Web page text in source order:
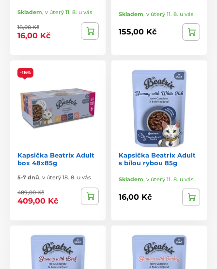
Skladem, v úterý 11. 8. u vás
18,00 Kč
16,00 Kč
Skladem, v úterý 11. 8. u vás
155,00 Kč
-16%
Kapsička Beatrix Adult
box 48x85g
5-7 dnů, v úterý 18. 8. u vás
489,00 Kč
409,00 Kč
Kapsička Beatrix Adult
s bílou rybou 85g
Skladem, v úterý 11. 8. u vás
16,00 Kč